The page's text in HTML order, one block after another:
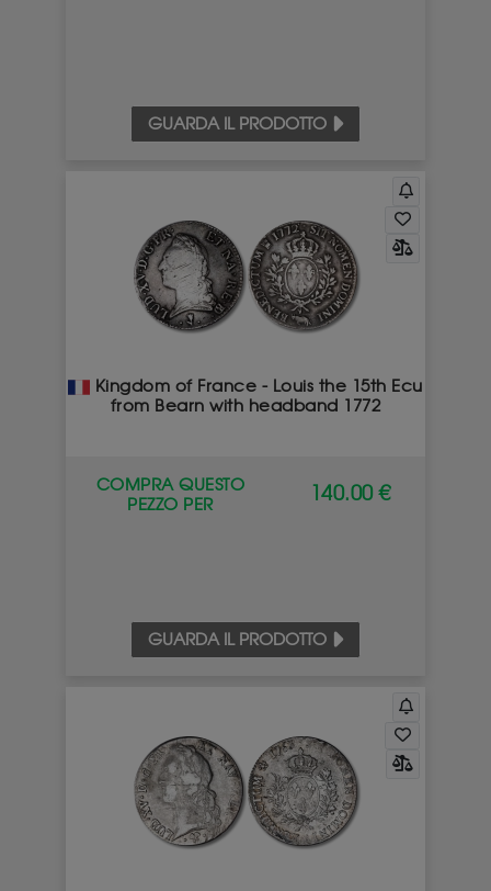
GUARDA IL PRODOTTO
Kingdom of France - Louis the 15th Ecu
from Bearn with headband 1772
COMPRA QUESTO
PEZZO PER
140.00 €
GUARDA IL PRODOTTO